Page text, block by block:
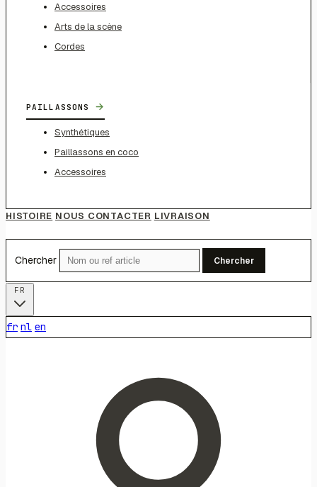
Accessoires
Arts de la scène
Cordes
PAILLASSONS →
Synthétiques
Paillassons en coco
Accessoires
HISTOIRE NOUS CONTACTER LIVRAISON
Chercher Chercher
fr nl en